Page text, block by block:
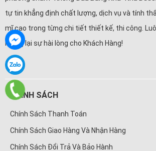
tự tin khẳng định chất lượng, dịch vụ và tính
mĩ cao trong từng chi tiết thiết kế, thi công.
mang lại sự hài lòng cho Khách Hàng!
CHÍNH SÁCH
Chính Sách Thanh Toán
Chính Sách Giao Hàng Và Nhận Hàng
Chính Sách Đổi Trả Và Bảo Hành